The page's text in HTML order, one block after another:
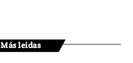
Más leídas